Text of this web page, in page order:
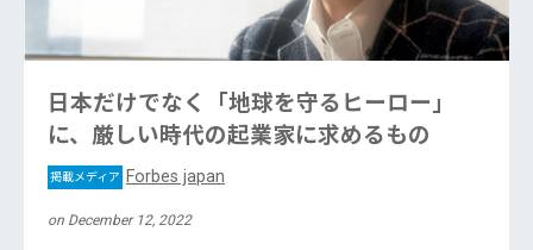
日本だけでなく「地球を守るヒーロー」
に、厳しい時代の起業家に求めるもの
掲載メディア Forbes japan
on December 12, 2022